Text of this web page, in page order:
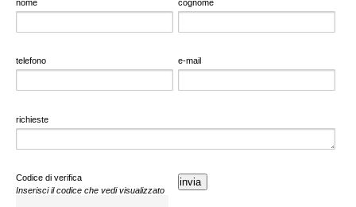
nome cognome
telefono e-mail
richieste
Codice di verifica
Inserisci il codice che vedi visualizzato
invia